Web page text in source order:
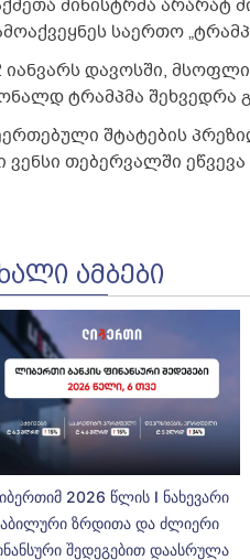
მინისტრმა არარატ
საერთო
იანვარს დავოსში,
ტრამპმა შეხვედრა
შტატების
ვენსი თებერვალში
ᲐᲛᲑᲔᲑᲘ
2026 წლის I ნახევარი
ზრდითა და ძლიერი
შედეგებით დაასრულა